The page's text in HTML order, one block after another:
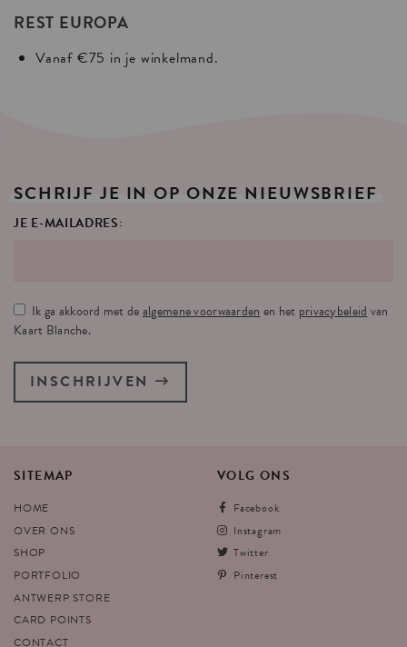
REST EUROPA
Vanaf €75 in je winkelmand.
SCHRIJF JE IN OP ONZE NIEUWSBRIEF
JE E-MAILADRES:
Ik ga akkoord met dealgemene voorwaarden en het privacybeleid van
Kaart Blanche.
INSCHRIJVEN
SITEMAP
HOME
OVER ONS
SHOP
PORTFOLIO
ANTWERP STORE
CARD POINTS
CONTACT
VOLG ONS
Facebook
Instagram
Twitter
Pinterest